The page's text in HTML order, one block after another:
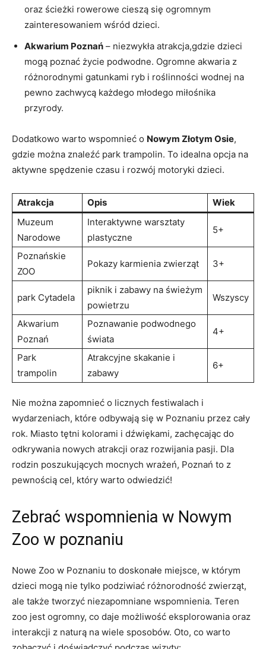
oraz ścieżki rowerowe cieszą się ogromnym
zainteresowaniem wśród dzieci.
Akwarium Poznań – niezwykła atrakcja,gdzie dzieci
mogą poznać życie podwodne. Ogromne akwaria z
różnorodnymi⁤ gatunkami ⁤ryb i roślinności wodnej na
pewno zachwycą każdego młodego miłośnika
przyrody.
Dodatkowo warto wspomnieć ⁢o Nowym Złotym Osie,
gdzie można znaleźć park trampolin. To idealna opcja na
aktywne spędzenie czasu i rozwój motoryki dzieci.
Atrakcja Opis
Wiek
Muzeum
Narodowe
Interaktywne ‌warsztaty
plastyczne
5+
Poznańskie
ZOO
Pokazy ⁢karmienia zwierząt 3+
park Cytadela
piknik ​i zabawy‌ na świeżym
powietrzu
Wszyscy
Akwarium
Poznań
Poznawanie⁢ podwodnego
świata
4+
Park
trampolin
Atrakcyjne skakanie i
zabawy
6+
Nie można zapomnieć‌ o licznych festiwalach i
wydarzeniach, które odbywają się w Poznaniu przez cały
rok. Miasto tętni kolorami i dźwiękami, zachęcając do
odkrywania nowych atrakcji oraz rozwijania pasji. Dla
rodzin poszukujących mocnych ​wrażeń, Poznań to z
pewnością⁢ cel, który warto‌ odwiedzić!
Zebrać wspomnienia w‍ Nowym
Zoo⁣ w poznaniu
Nowe⁣ Zoo w Poznaniu to doskonałe miejsce,‍ w którym
dzieci mogą nie tylko⁣ podziwiać różnorodność zwierząt,
‍ale także tworzyć‍ niezapomniane wspomnienia. Teren
zoo jest ​ogromny, co‍ daje ‌możliwość eksplorowania⁢ oraz
interakcji z naturą na wiele sposobów. Oto, co warto